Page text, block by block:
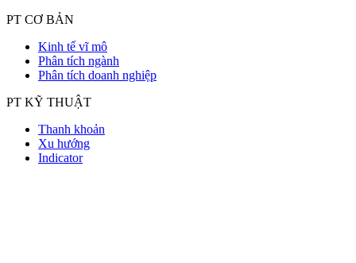
PT CƠ BẢN
Kinh tế vĩ mô
Phân tích ngành
Phân tích doanh nghiệp
PT KỸ THUẬT
Thanh khoản
Xu hướng
Indicator